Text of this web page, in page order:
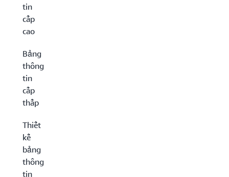
tin
cấp
cao
Bảng
thông
tin
cấp
thấp
Thiết
kế
bảng
thông
tin